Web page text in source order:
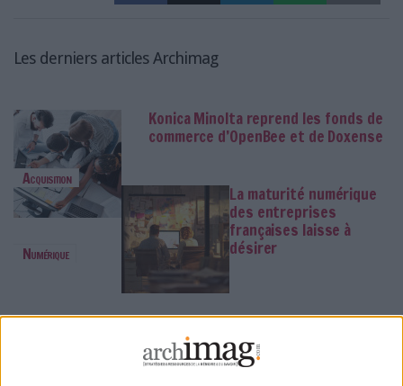
Les derniers articles Archimag
Acquisition
Konica Minolta reprend les fonds de
commerce d’OpenBee et de Doxense
Numérique
La maturité numérique
des entreprises
françaises laisse à
désirer
Des archives inédites de Led
Zeppelin refont surface